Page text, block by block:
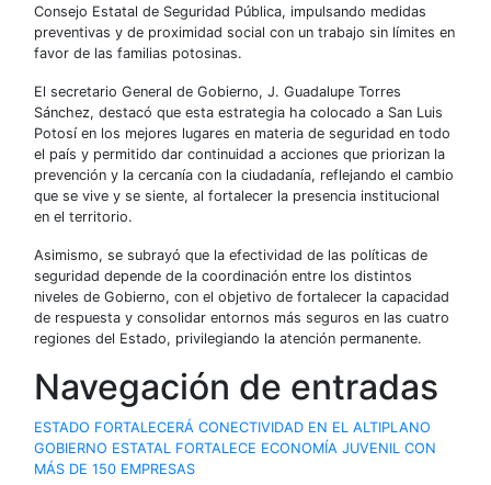
Consejo Estatal de Seguridad Pública, impulsando medidas
preventivas y de proximidad social con un trabajo sin límites en
favor de las familias potosinas.
El secretario General de Gobierno, J. Guadalupe Torres
Sánchez, destacó que esta estrategia ha colocado a San Luis
Potosí en los mejores lugares en materia de seguridad en todo
el país y permitido dar continuidad a acciones que priorizan la
prevención y la cercanía con la ciudadanía, reflejando el cambio
que se vive y se siente, al fortalecer la presencia institucional
en el territorio.
Asimismo, se subrayó que la efectividad de las políticas de
seguridad depende de la coordinación entre los distintos
niveles de Gobierno, con el objetivo de fortalecer la capacidad
de respuesta y consolidar entornos más seguros en las cuatro
regiones del Estado, privilegiando la atención permanente.
Navegación de entradas
ESTADO FORTALECERÁ CONECTIVIDAD EN EL ALTIPLANO
GOBIERNO ESTATAL FORTALECE ECONOMÍA JUVENIL CON
MÁS DE 150 EMPRESAS